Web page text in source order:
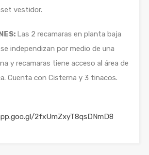
vestidor.
Las 2 recamaras en planta baja
independizan por medio de una
y recamaras tiene acceso al área de
Cuenta con Cisterna y 3 tinacos.
2fxUmZxyT8qsDNmD8